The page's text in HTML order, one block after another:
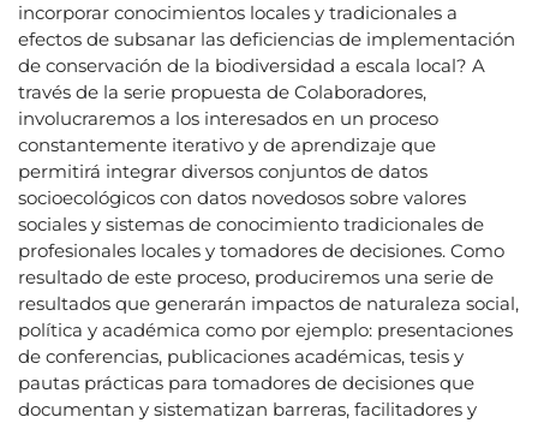
incorporar conocimientos locales y tradicionales a
efectos de subsanar las deficiencias de implementación
de conservación de la biodiversidad a escala local? A
través de la serie propuesta de Colaboradores,
involucraremos a los interesados en un proceso
constantemente iterativo y de aprendizaje que
permitirá integrar diversos conjuntos de datos
socioecológicos con datos novedosos sobre valores
sociales y sistemas de conocimiento tradicionales de
profesionales locales y tomadores de decisiones. Como
resultado de este proceso, produciremos una serie de
resultados que generarán impactos de naturaleza social,
política y académica como por ejemplo: presentaciones
de conferencias, publicaciones académicas, tesis y
pautas prácticas para tomadores de decisiones que
documentan y sistematizan barreras, facilitadores y